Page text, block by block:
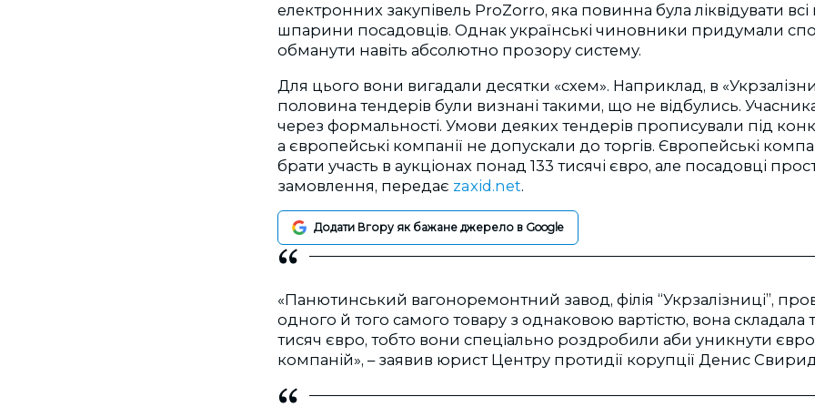
електронних закупівель ProZorro, яка повинна була ліквідувати всі
шпарини посадовців. Однак українські чиновники придумали
обманути навіть абсолютно прозору систему.
Для цього вони вигадали десятки «схем». Наприклад, в
половина тендерів були визнані такими, що не відбулись.
через формальності. Умови деяких тендерів прописували під
а європейські компанії не допускали до торгів. Європейські
брати участь в аукціонах понад 133 тисячі євро, але посадовці
замовлення, передає zaxid.net.
Додати Вгору як бажане джерело в Google
«Панютинський вагоноремонтний завод, філія “Укрзалізниці”,
одного й того самого товару з однаковою вартістю, вона складала
тисяч євро, тобто вони спеціально роздробили аби уникнути
компаній», – заявив юрист Центру протидії корупції Денис